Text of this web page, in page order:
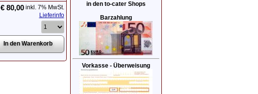
€ 80,00inkl. 7% MwSt.
Lieferinfo
in den to-cater Shops
Barzahlung
Vorkasse - Überweisung